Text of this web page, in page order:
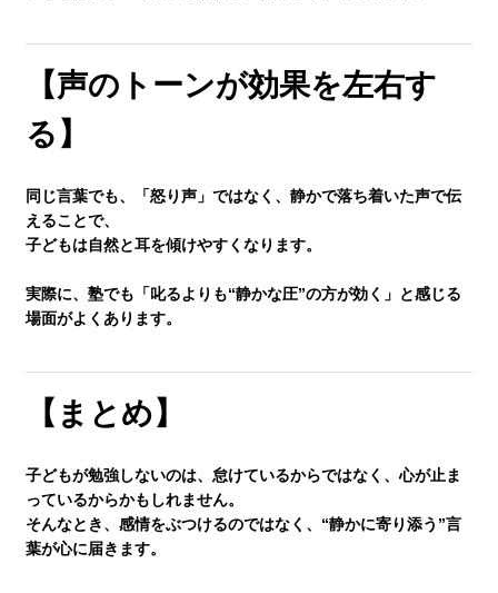
【声のトーンが効果を左右す
る】
同じ言葉でも、「怒り声」ではなく、静かで落ち着いた声で伝
えることで、
子どもは自然と耳を傾けやすくなります。
実際に、塾でも「叱るよりも“静かな圧”の方が効く」と感じる
場面がよくあります。
【まとめ】
子どもが勉強しないのは、 怠けているからではなく、心が止ま
っているからかもしれません。
そんなとき、感情をぶつけるのではなく、 “静かに寄り添う”言
葉が心に届きます。